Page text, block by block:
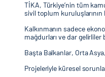
TİKA, Türkiye’nin tüm
sivil toplum kuruluşlarının
Kalkınmanın sadece
mağdurları ve dar
Başta Balkanlar, Orta
Projeleriyle küresel